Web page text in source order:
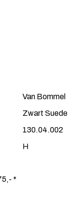
Van Bommel
Zwart Suede
130.04.002
H
*